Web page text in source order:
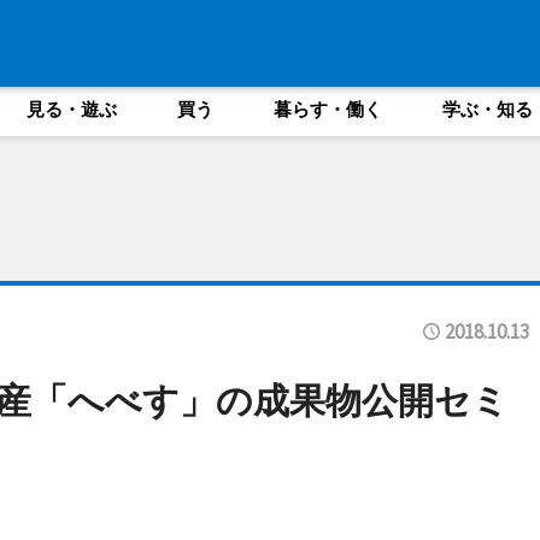
見る・遊ぶ 買う 暮らす・働く 学ぶ・知る
2018.10.13
「へべす」の成果物公開セミ